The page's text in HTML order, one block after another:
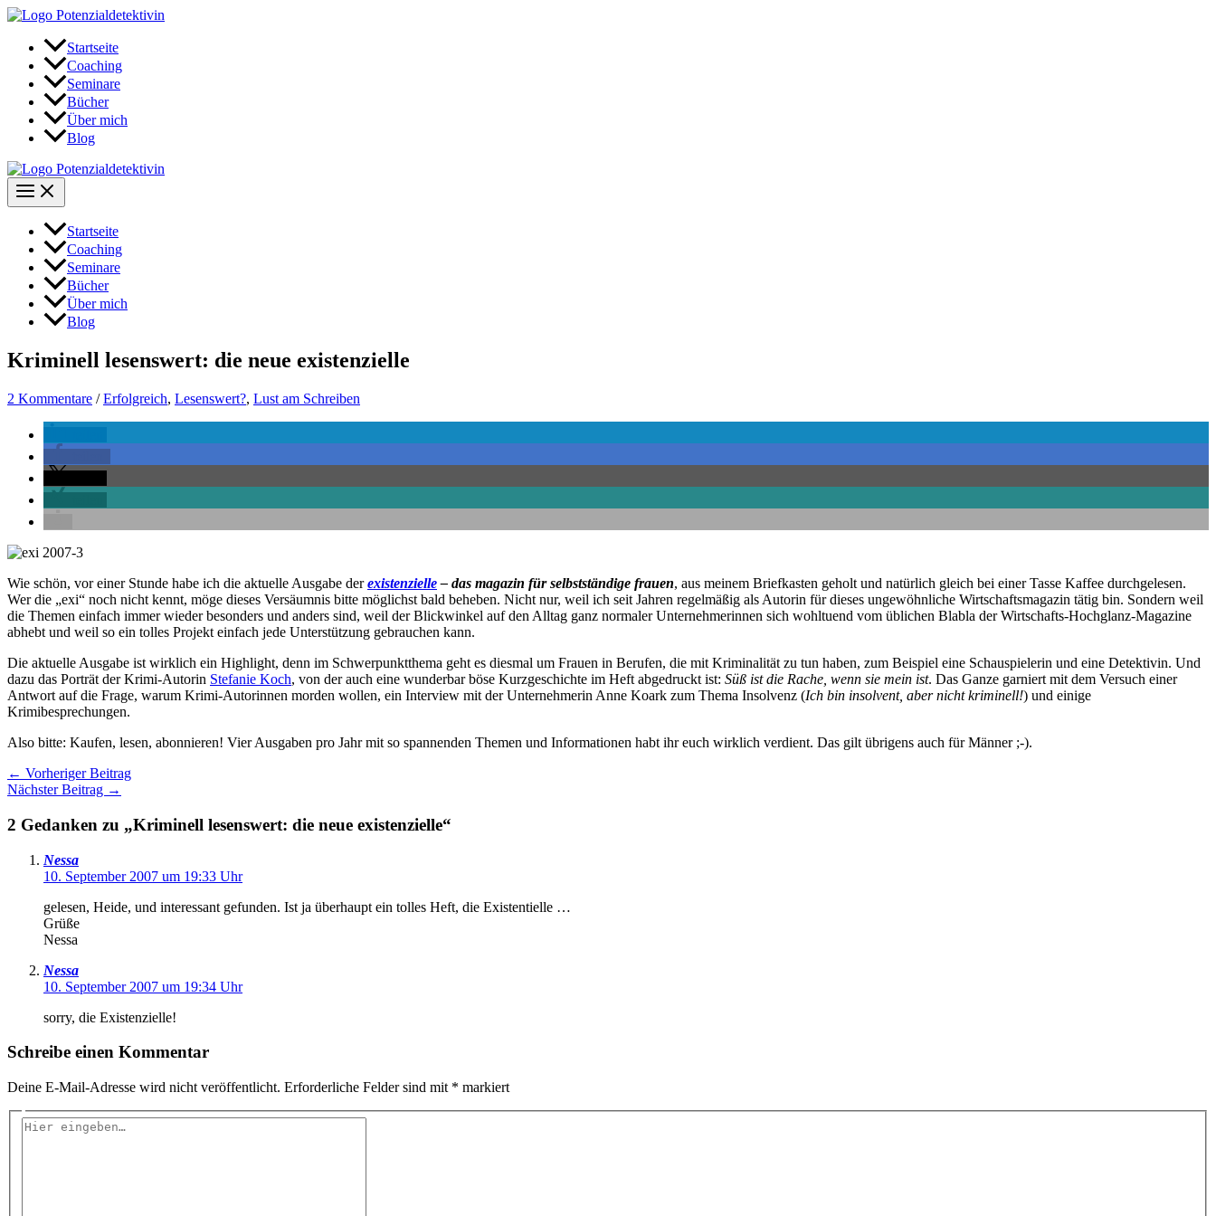
Zum
springen
Startseite
Coaching
Seminare
Bücher
Über mich
Blog
Startseite
Coaching
Seminare
Bücher
Über mich
Blog
Kriminell lesenswert: die neue existenzielle
2 Kommentare /Erfolgreich, Lesenswert?, Lust am Schreiben
Wie schön, vor einer Stunde habe ich die aktuelle Ausgabe derexistenzielle – das magazin für selbstständige frauen, aus meinem Briefkasten geholt und natürlich gleich bei einer Tasse Kaffee durchgelesen.
Wer die „exi“ noch nicht kennt, möge dieses Versäumnis bitte möglichst bald beheben. Nicht nur, weil ich seit Jahren regelmäßig als Autorin für dieses ungewöhnliche Wirtschaftsmagazin tätig bin. Sondern weil
die Themen einfach immer wieder besonders und anders sind, weil der Blickwinkel auf den Alltag ganz normaler Unternehmerinnen sich wohltuend vom üblichen Blabla der Wirtschafts-Hochglanz-Magazine
abhebt und weil so ein tolles Projekt einfach jede Unterstützung gebrauchen kann.
Die aktuelle Ausgabe ist wirklich ein Highlight, denn im Schwerpunktthema geht es diesmal um Frauen in Berufen, die mit Kriminalität zu tun haben, zum Beispiel eine Schauspielerin und eine Detektivin. Und
dazu das Porträt der Krimi-Autorin Stefanie Koch, von der auch eine wunderbar böse Kurzgeschichte im Heft abgedruckt ist: Süß ist die Rache, wenn sie mein ist. Das Ganze garniert mit dem Versuch einer
Antwort auf die Frage, warum Krimi-Autorinnen morden wollen, ein Interview mit der Unternehmerin Anne Koark zum Thema Insolvenz (Ich bin insolvent, aber nicht kriminell!) und einige
Krimibesprechungen.
Also bitte: Kaufen, lesen, abonnieren! Vier Ausgaben pro Jahr mit so spannenden Themen und Informationen habt ihr euch wirklich verdient. Das gilt übrigens auch für Männer ;-).
← Vorheriger Beitrag
Nächster Beitrag →
2 Gedanken zu „Kriminell lesenswert: die neue existenzielle“
Nessa
10. September 2007 um 19:33 Uhr
gelesen, Heide, und interessant gefunden. Ist ja überhaupt ein tolles Heft, die Existentielle …
Grüße
Nessa
Nessa
10. September 2007 um 19:34 Uhr
sorry, die Existenzielle!
Schreibe einen Kommentar
Deine E-Mail-Adresse wird nicht veröffentlicht. Erforderliche Felder sind mit * markiert
Hier